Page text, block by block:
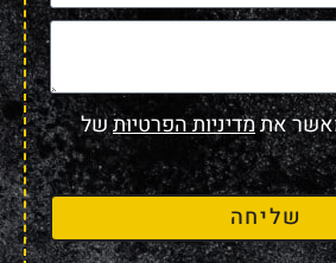
אתמדיניות הפרטיותשל
שליחה